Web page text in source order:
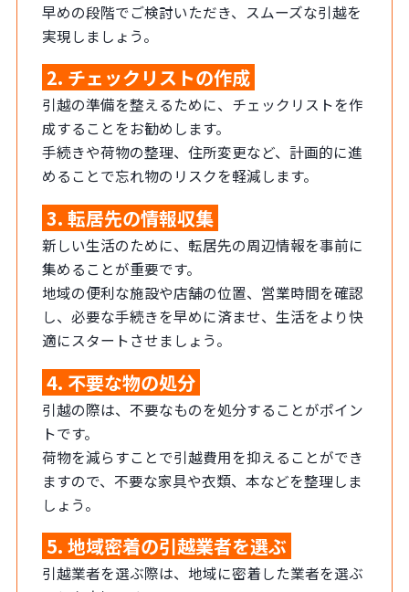
早めの段階でご検討いただき、スムーズな引越を
実現しましょう。
2. チェックリストの作成
引越の準備を整えるために、チェックリストを作
成することをお勧めします。
手続きや荷物の整理、住所変更など、計画的に進
めることで忘れ物のリスクを軽減します。
3. 転居先の情報収集
新しい生活のために、転居先の周辺情報を事前に
集めることが重要です。
地域の便利な施設や店舗の位置、営業時間を確認
し、必要な手続きを早めに済ませ、生活をより快
適にスタートさせましょう。
4. 不要な物の処分
引越の際は、不要なものを処分することがポイン
トです。
荷物を減らすことで引越費用を抑えることができ
ますので、不要な家具や衣類、本などを整理しま
しょう。
5. 地域密着の引越業者を選ぶ
引越業者を選ぶ際は、地域に密着した業者を選ぶ